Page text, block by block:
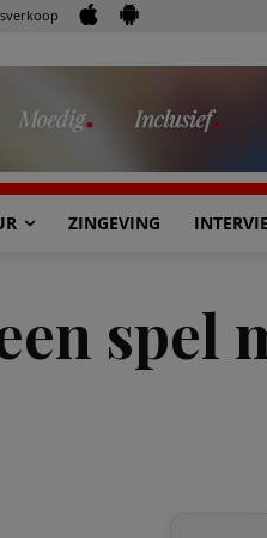
ZINGEVING
spel